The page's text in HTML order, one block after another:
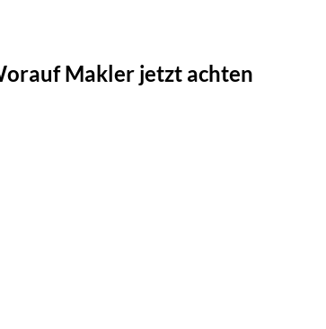
Makler jetzt achten